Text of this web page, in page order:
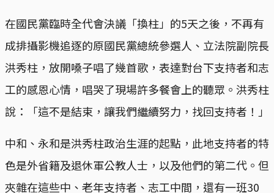
在國民黨臨時全代會決議「換柱」的5天之後，不再有
成排攝影機追逐的原國民黨總統參選人、立法院副院長
洪秀柱，放開嗓子唱了幾首歌，表達對台下支持者和志
工的感恩心情，唱哭了現場許多餐會上的聽眾。洪秀柱
說：「這不是結束，讓我們繼續努力，找回支持者！」
中和、永和是洪秀柱政治生涯的起點，此地支持者的特
色是外省籍及退休軍公教人士，以及他們的第二代。但
夾雜在這些中、老年支持者、志工中間，還有一班30